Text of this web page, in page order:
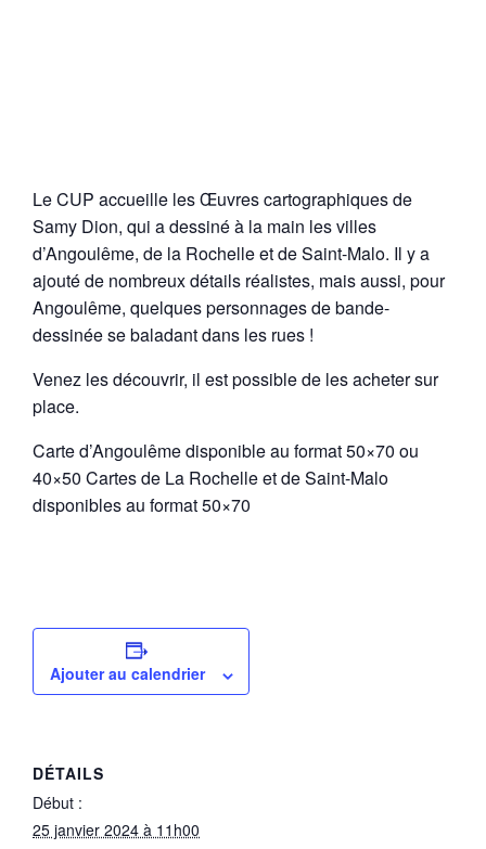
Le CUP accueille les Œuvres cartographiques de
Samy Dion, qui a dessiné à la main les villes
d’Angoulême, de la Rochelle et de Saint-Malo. Il y a
ajouté de nombreux détails réalistes, mais aussi, pour
Angoulême, quelques personnages de bande-
dessinée se baladant dans les rues !
Venez les découvrir, il est possible de les acheter sur
place.
Carte d’Angoulême disponible au format 50×70 ou
40×50 Cartes de La Rochelle et de Saint-Malo
disponibles au format 50×70
Ajouter au calendrier
DÉTAILS
Début :
25 janvier 2024 à 11h00